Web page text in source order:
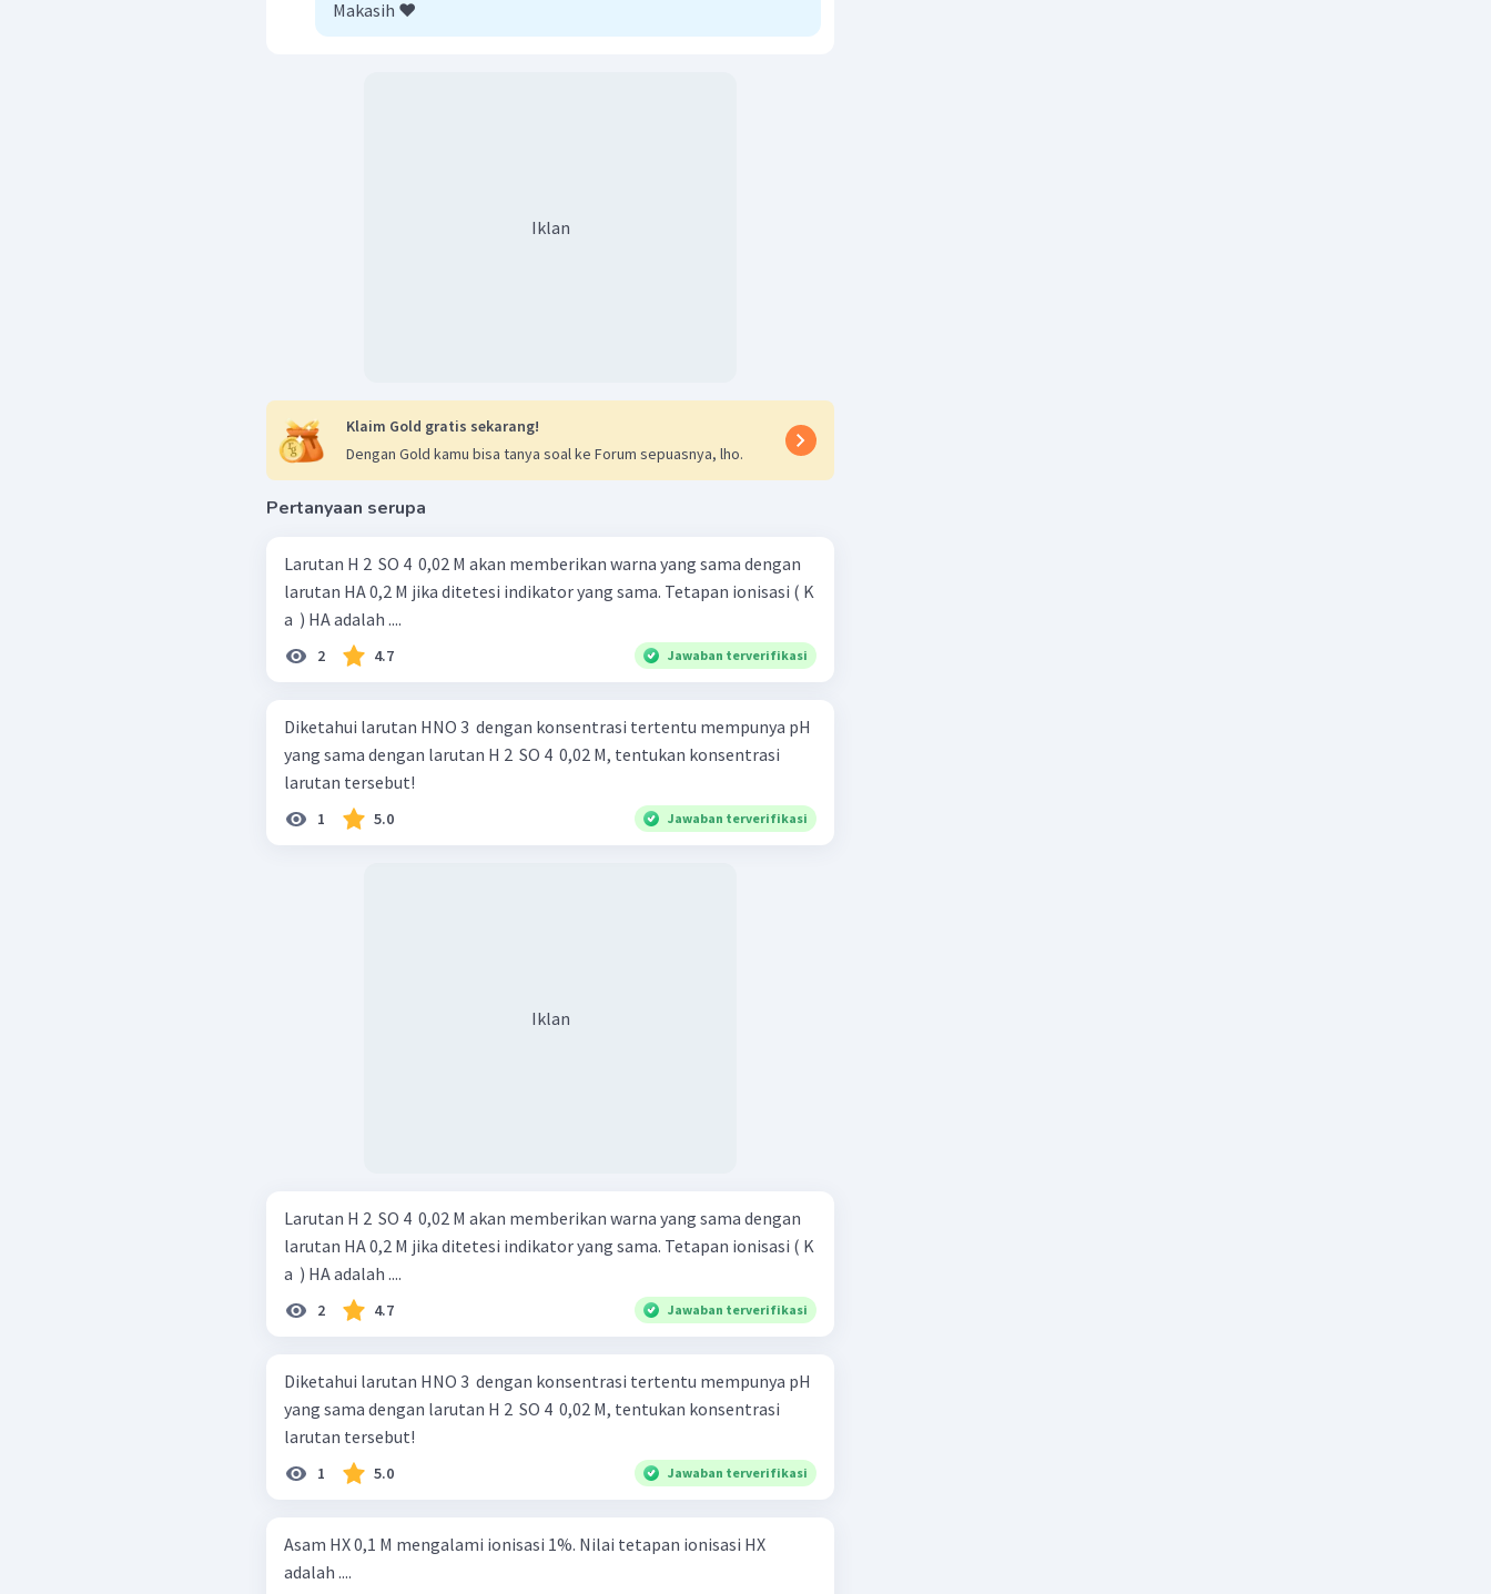
Makasih ❤️
Iklan
Klaim Gold gratis sekarang!
Dengan Gold kamu bisa tanya soal ke Forum sepuasnya, lho.
Pertanyaan serupa
Larutan H 2 ​ SO 4 ​ 0,02 M akan memberikan warna yang sama dengan
larutan HA 0,2 M jika ditetesi indikator yang sama. Tetapan ionisasi ( K
a ​ ) HA adalah ....
2 4.7 Jawaban terverifikasi
Diketahui larutan HNO 3 ​ dengan konsentrasi tertentu mempunya pH
yang sama dengan larutan H 2 ​ SO 4 ​ 0,02 M, tentukan konsentrasi
larutan tersebut!
1 5.0 Jawaban terverifikasi
Iklan
Larutan H 2 ​ SO 4 ​ 0,02 M akan memberikan warna yang sama dengan
larutan HA 0,2 M jika ditetesi indikator yang sama. Tetapan ionisasi ( K
a ​ ) HA adalah ....
2 4.7 Jawaban terverifikasi
Diketahui larutan HNO 3 ​ dengan konsentrasi tertentu mempunya pH
yang sama dengan larutan H 2 ​ SO 4 ​ 0,02 M, tentukan konsentrasi
larutan tersebut!
1 5.0 Jawaban terverifikasi
Asam HX 0,1 M mengalami ionisasi 1%. Nilai tetapan ionisasi HX
adalah ....